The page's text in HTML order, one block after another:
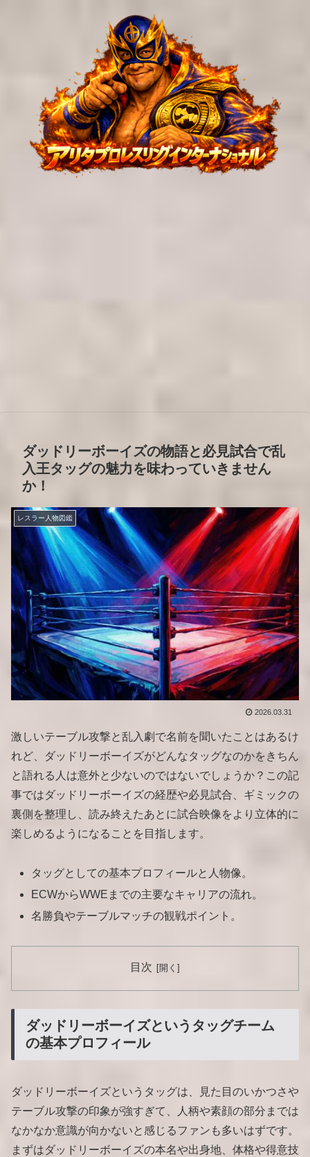
ダッドリーボーイズの物語と必見試合で乱
入王タッグの魅力を味わっていきません
か！
レスラー人物図鑑
2026.03.31
激しいテーブル攻撃と乱入劇で名前を聞いたことはあるけ
れど、ダッドリーボーイズがどんなタッグなのかをきちん
と語れる人は意外と少ないのではないでしょうか？この記
事ではダッドリーボーイズの経歴や必見試合、ギミックの
裏側を整理し、読み終えたあとに試合映像をより立体的に
楽しめるようになることを目指します。
タッグとしての基本プロフィールと人物像。
ECWからWWEまでの主要なキャリアの流れ。
名勝負やテーブルマッチの観戦ポイント。
目次
ダッドリーボーイズというタッグチーム
の基本プロフィール
ダッドリーボーイズというタッグは、見た目のいかつさや
テーブル攻撃の印象が強すぎて、人柄や素顔の部分までは
なかなか意識が向かないと感じるファンも多いはずです。
まずはダッドリーボーイズの本名や出身地、体格や得意技